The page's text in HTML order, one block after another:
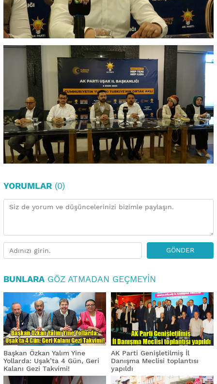
YORUMLAR (0)
GÖNDER
BUNLARA GÖZ ATMADAN GEÇMEYIN
Başkan Özkan Yalım Yine
Yollarda: Uşak’ta 4 Gün, Geri
Kalanı Gezi Takvimi!
AK Parti Genişletilmiş İl
Danışma Meclisi toplantısı
yapıldı